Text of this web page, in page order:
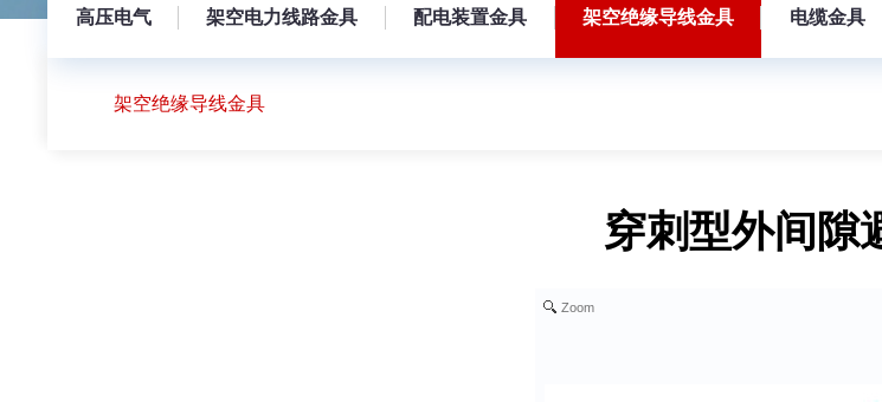
高压电气 架空电力线路金具 配电装置金具 架空绝缘导线金具 电缆金具
架空绝缘导线金具
穿刺型外间隙
Zoom